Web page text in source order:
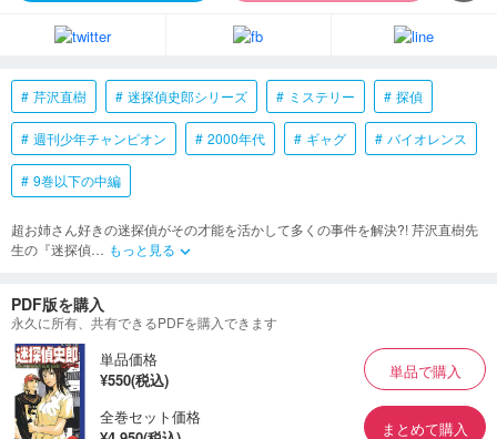
芹沢直樹 迷探偵史郎シリーズ ミステリー 探偵
週刊少年チャンピオン 2000年代 ギャグ バイオレンス
9巻以下の中編
超お姉さん好きの迷探偵がその才能を活かして多くの事件を解決?! 芹沢直樹先
生の『迷探偵… もっと見る keyboard_arrow_down
PDF版を購入
永久に所有、共有できるPDFを購入できます
単品価格
¥550(税込)
単品で購入
全巻セット価格
まとめて購入